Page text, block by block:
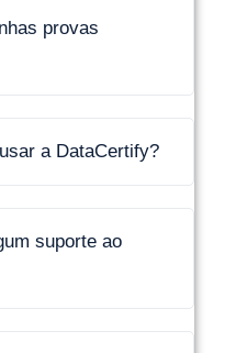
provas
a DataCertify?
suporte ao